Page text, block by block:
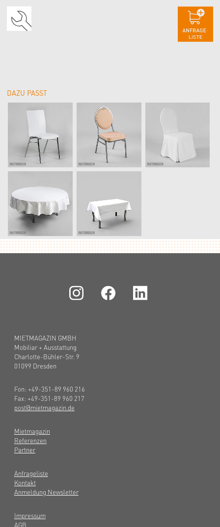
DAZU PASST
MIETMAGAZIN GMBH
Mobiliar + Ausstattung
Charlotte-Bühler-Str. 9
01099 Dresden
Fon: +49-351-89 960 216
Fax: +49-351-89 960 217
post@mietmagazin.de
Mietmagazin
Referenzen
Partner
Anfrageliste
Kontakt
Anmeldung Newsletter
Impressum
AGB